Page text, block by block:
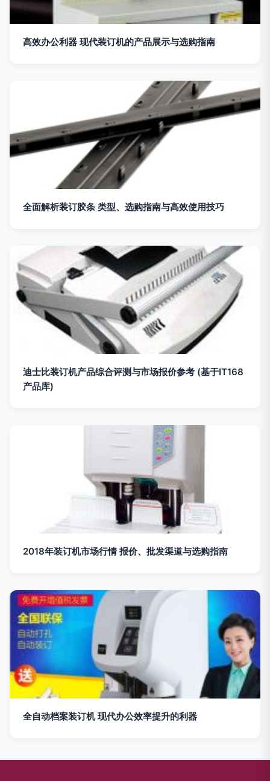
高效办公利器 现代装订机的产品展示与选购指南
全面解析装订胶条 类型、选购指南与高效使用技巧
迪士比装订机产品综合评测与市场报价参考 (基于IT168
产品库)
2018年装订机市场行情 报价、批发渠道与选购指南
全自动档案装订机 现代办公效率提升的利器